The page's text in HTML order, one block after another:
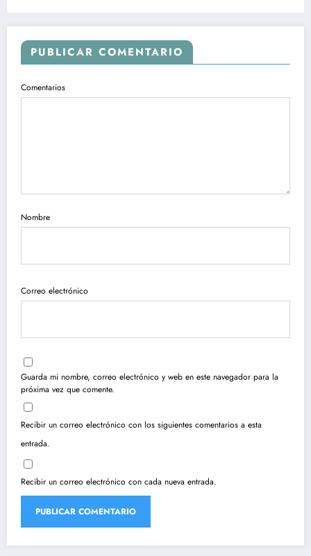
PUBLICAR COMENTARIO
Comentarios
Nombre
Correo electrónico
Guarda mi nombre, correo electrónico y web en este navegador para la
próxima vez que comente.
Recibir un correo electrónico con los siguientes comentarios a esta
entrada.
Recibir un correo electrónico con cada nueva entrada.